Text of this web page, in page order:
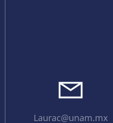
Laurac@unam.mx